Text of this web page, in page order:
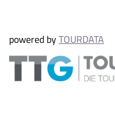
powered byTOURDATA